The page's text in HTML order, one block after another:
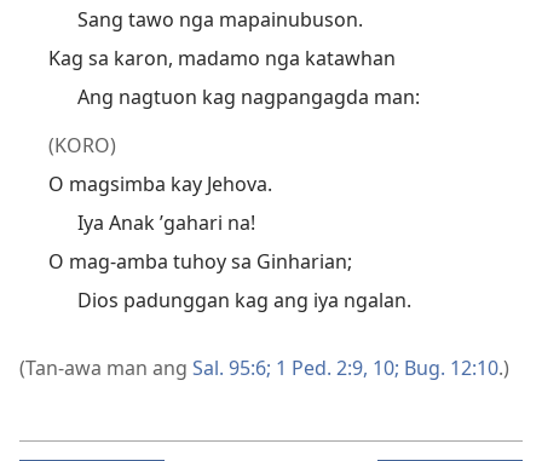
Sang tawo nga mapainubuson.
Kag sa karon, madamo nga katawhan
Ang nagtuon kag nagpangagda man:
(KORO)
O magsimba kay Jehova.
Iya Anak ’gahari na!
O mag-amba tuhoy sa Ginharian;
Dios padunggan kag ang iya ngalan.
(Tan-awa man ang Sal. 95:6; 1 Ped. 2:9, 10; Bug. 12:10.)